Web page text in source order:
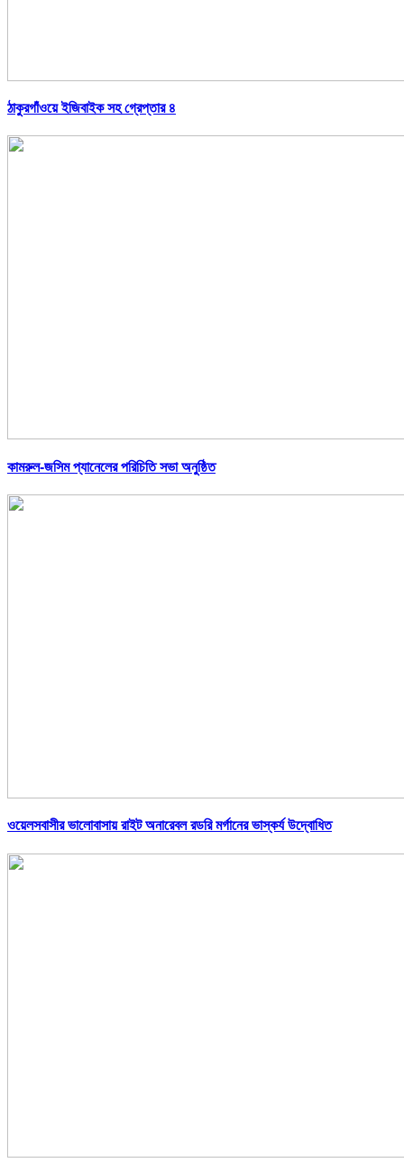
ঠাকুরগাঁওয়ে ইজিবাইক সহ গ্রেপ্তার ৪
কামরুল-জসিম প্যানেলের পরিচিতি সভা অনুষ্ঠিত
ওয়েলসবাসীর ভালোবাসায় রাইট অনারেবল রডরি মর্গানের ভাস্কর্য উদ্বোধিত